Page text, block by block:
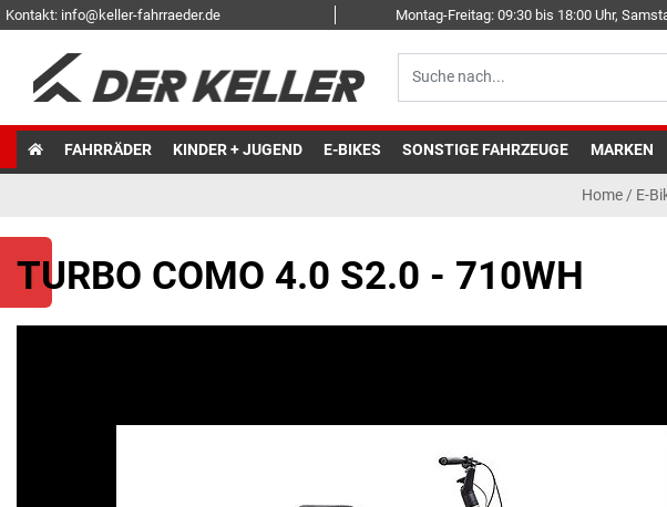
Kontakt: info@keller-fahrraeder.de Montag-Freitag: 09:30 bis 18:00 Uhr,
FAHRRÄDER KINDER + JUGEND E-BIKES SONSTIGE FAHRZEUGE MARKEN
Home / E-
TURBO COMO 4.0 S2.0 - 710WH